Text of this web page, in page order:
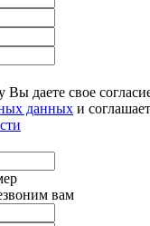
даете свое
данных и
вам